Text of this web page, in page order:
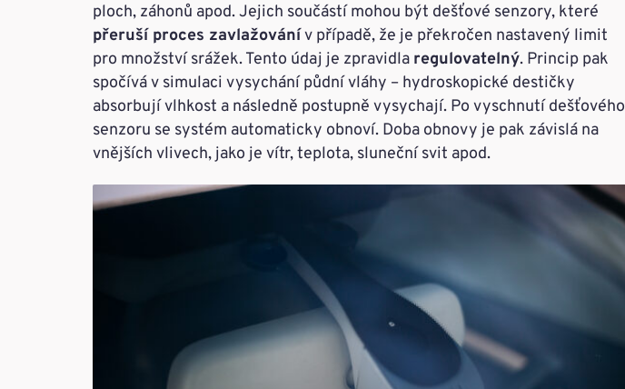
ploch, záhonů apod. Jejich součástí mohou být dešťové senzory, které
přeruší proces zavlažovánív případě, že je překročen nastavený limit
pro množství srážek. Tento údaj je zpravidla regulovatelný. Princip pak
spočívá v simulaci vysychání půdní vláhy – hydroskopické destičky
absorbují vlhkost a následně postupně vysychají. Po vyschnutí dešťového
senzoru se systém automaticky obnoví. Doba obnovy je pak závislá na
vnějších vlivech, jako je vítr, teplota, sluneční svit apod.